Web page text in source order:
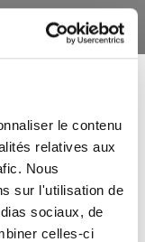
le contenu
relatives aux
Nous
sur l'utilisation de
sociaux, de
celles-ci